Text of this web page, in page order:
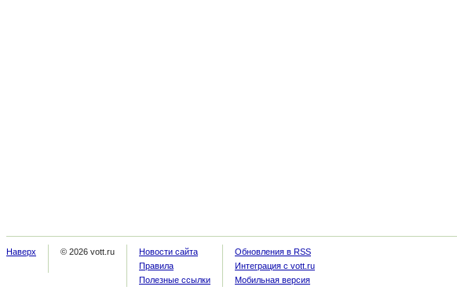
Наверх © 2026 vott.ru
Новости сайта
Правила
Полезные ссылки
Обновления в RSS
Интеграция с vott.ru
Мобильная версия